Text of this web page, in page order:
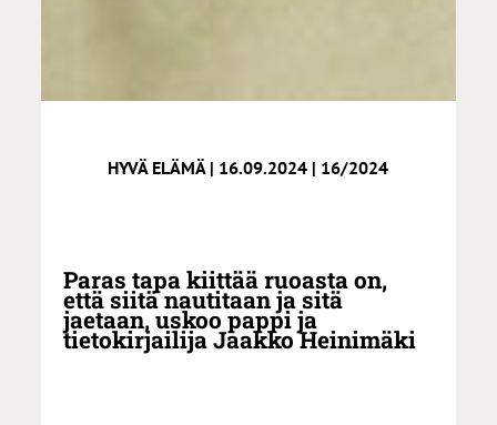
HYVÄ ELÄMÄ | 16.09.2024 | 16/2024
Paras tapa kiittää ruoasta on,
että siitä nautitaan ja sitä
jaetaan, uskoo pappi ja
tietokirjailija Jaakko Heinimäki